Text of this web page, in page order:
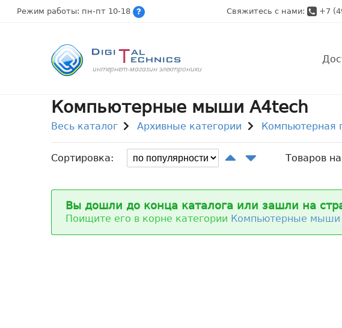
Свяжитесь с нами: +7
Режим работы: пн-пт 10-18
интернет-магазин электроники
Компьютерные мыши A4tech
Весь каталог Архивные категории Компьютерная
Сортировка: Товаров
Вы дошли до конца каталога или зашли на
Поищите его в корне категории Компьютерные мыши